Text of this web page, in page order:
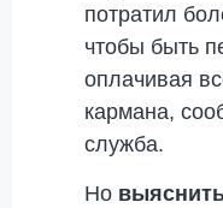
потратил
чтобы быть
оплачивая
кармана,
служба.
Но